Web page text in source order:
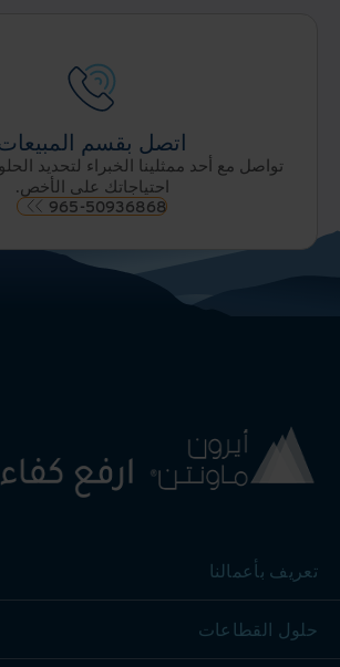
اتصل بقسم
تواصل مع أحد ممثلينا الخبراء لتحديد
احتياجاتك على الأخص.
965-50936868
تعريف بأعمالنا
حلول القطاعات